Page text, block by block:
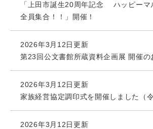
「上田市誕生20周年記念 ハッピーマ
全員集合！！」開催！
2026年3月12日更新
第23回公文書館所蔵資料企画展 開催の
2026年3月12日更新
家族経営協定調印式を開催しました（
2026年3月12日更新